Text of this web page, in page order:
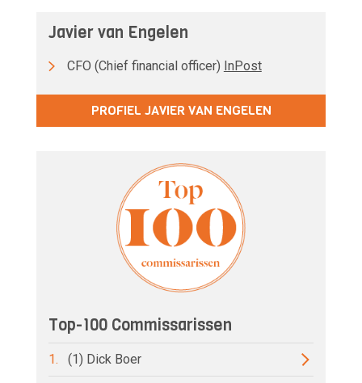
Javier van Engelen
CFO (Chief financial officer) InPost
PROFIEL JAVIER VAN ENGELEN
Top-100 Commissarissen
1. (1) Dick Boer